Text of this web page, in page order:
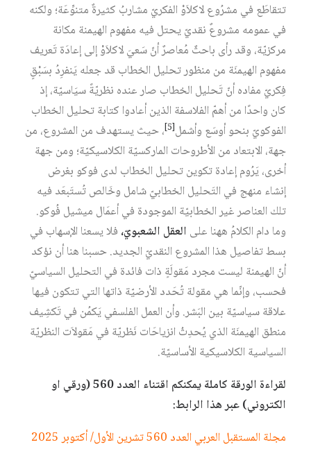
تتقاطَع في مشرُوع لاكلاَوْ الفكريّ مشاربُ كثيرةٌ متنوِّعَة؛ ولكنه
في عمومه مشروعٌ نقديّ يحتل فيه مفهوم الهيمنة مكانة
مركزيّة، وقد رأى باحثٌ مُعاصرٌ أنّ سَعيَ لاكلاَوْ إلى إعادَة تَعريف
مفهوم الهيمنَة من منظور تحليل الخطاب قد جعله يَنفرِدُ بسَبْقٍ
فِكريّ مفاده أنّ تَحليل الخطاب صار عنده نظريّةً سيَاسيّة، إذ
كان واحدًا من أهمّ الفلاسفة الذين أعادوا كتابة تحليل الخطاب
الفوكويّ بنحو أوسَع وأشمل‏[5] ، حيث يستهدف من المشروع، من
جهة، الابتعاد من الأطروحات الماركسيّة الكلاسيكيّة؛ ومن جهة
أخرى، يَرُوم إعادة تكوين تحليل الخطاب لدى فوكو بغرض
إنشاء منهج في التَحليل الخطابيّ شامل وخَالص تُستَبعَد فيه
تلك العناصر غير الخطابيّة الموجودة في أعمَال ميشيل فُوكو.
وما دام الكلامُ ههنا على العقل الشعبويّ، فلا يسعنا الإسهاب في
بسط تفاصيل هذا المشروع النقديّ الجديد. حسبنا هنا أن نؤكد
أنّ الهيمنة ليست مجرد مَقولَةٍ ذات فائدة في التحليل السياسيّ
فحسب، وإنّما هي مقولة تُحَدد الأرضيّة ذاتها التي تتكون فيها
علاقة سياسيّة بين البَشر. وأن العمل الفلسفي يَكمُن في تَكشِيف
منطق الهيمنَة الذي يُحدِثُ انزياحَات نَظريّة في مَقولاَت النظريّة
السياسية الكلاسيكية الأساسيّة.
لقراءة الورقة كاملة يمكنكم اقتناء العدد 560 (ورقي او
الكتروني) عبر هذا الرابط:
مجلة المستقبل العربي العدد 560 تشرين الأول/ أكتوبر 2025